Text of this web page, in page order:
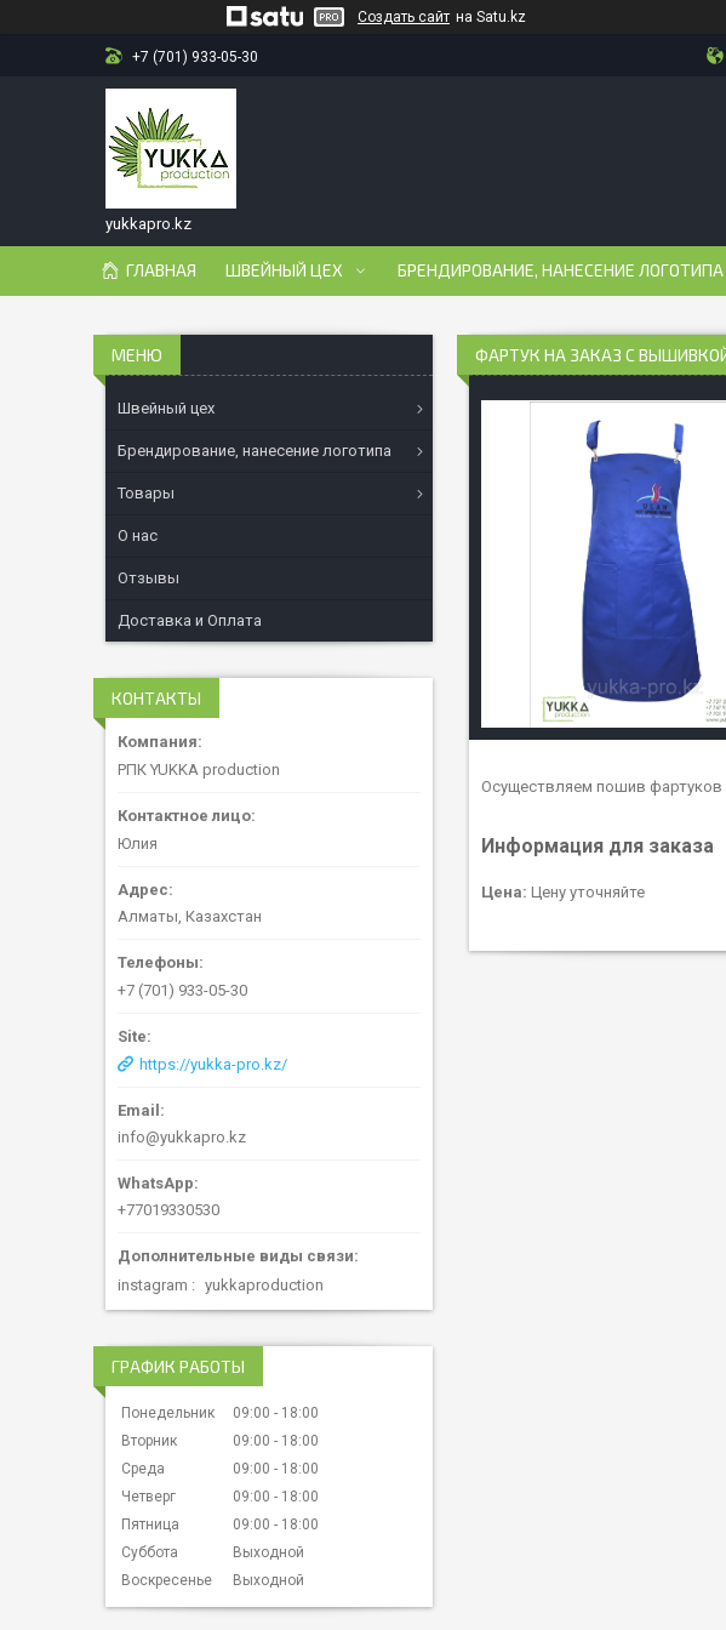
Создать сайт на Satu.kz
+7 (701) 933-05-30
yukkapro.kz
ГЛАВНАЯ ШВЕЙНЫЙ ЦЕХ БРЕНДИРОВАНИЕ, НАНЕСЕНИЕ ЛОГОТИПА
ФАРТУК НА ЗАКАЗ С
Осуществляем пошив
Информация для заказа
Цена: Цену уточняйте
Швейный цех
Брендирование, нанесение логотипа
Товары
О нас
Отзывы
Доставка и Оплата
КОНТАКТЫ
РПК YUKKA production
Юлия
Алматы, Казахстан
+7 (701) 933-05-30
https://yukka-pro.kz/
info@yukkapro.kz
+77019330530
instagram yukkaproduction
ГРАФИК РАБОТЫ
Понедельник 09:00
18:00
Вторник
09:00
18:00
Среда
09:00
18:00
Четверг
09:00
18:00
Пятница
09:00
18:00
Суббота
Выходной
Воскресенье
Выходной